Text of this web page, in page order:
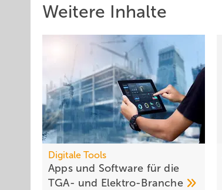
Weitere Inhalte
Digitale Tools
Apps und Soft­ware für die
TGA- und Elek­tro-Branche